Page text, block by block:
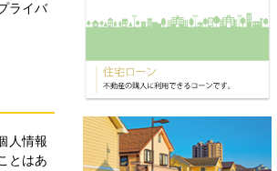
ライバ
人情報
とはあ